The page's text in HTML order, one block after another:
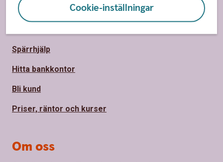
Cookie-inställningar
Sidfot
Hitta snabbt
Spärrhjälp
Hitta bankkontor
Bli kund
Priser, räntor och kurser
Om oss